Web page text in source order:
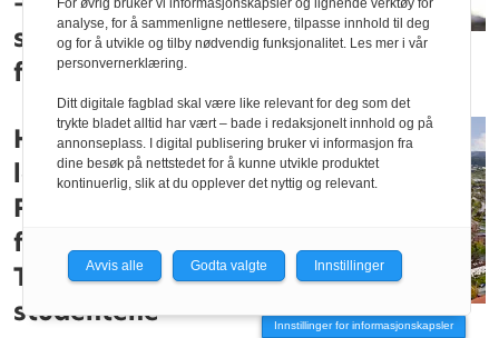
studenter og
foreldre er urolige
Høysesong i
leiemarkedet:
Færre boliger
for
Trondheim-
studentene
Innstillinger for informasjonskapsler
For øvrig bruker vi informasjonskapsler og lignende verktøy for
analyse, for å sammenligne nettlesere, tilpasse innhold til deg
og for å utvikle og tilby nødvendig funksjonalitet. Les mer i vår
personvernerklæring.
Ditt digitale fagblad skal være like relevant for deg som det
trykte bladet alltid har vært – bade i redaksjonelt innhold og på
annonseplass. I digital publisering bruker vi informasjon fra
dine besøk på nettstedet for å kunne utvikle produktet
kontinuerlig, slik at du opplever det nyttig og relevant.
Avvis alle Godta valgte Innstillinger